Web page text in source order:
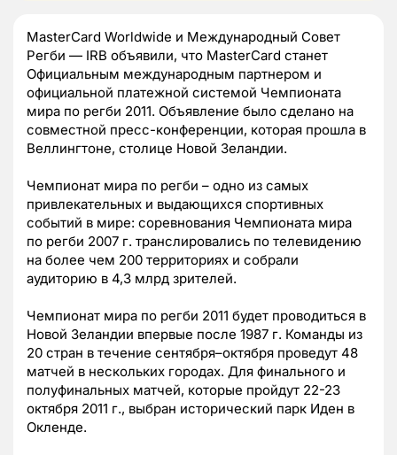
MasterCard Worldwide и Международный Совет
Регби — IRB объявили, что MasterCard станет
Официальным международным партнером и
официальной платежной системой Чемпионата
мира по регби 2011. Объявление было сделано на
совместной пресс-конференции, которая прошла в
Веллингтоне, столице Новой Зеландии.
Чемпионат мира по регби – одно из самых
привлекательных и выдающихся спортивных
событий в мире: соревнования Чемпионата мира
по регби 2007 г. транслировались по телевидению
на более чем 200 территориях и собрали
аудиторию в 4,3 млрд зрителей.
Чемпионат мира по регби 2011 будет проводиться в
Новой Зеландии впервые после 1987 г. Команды из
20 стран в течение сентября–октября проведут 48
матчей в нескольких городах. Для финального и
полуфинальных матчей, которые пройдут 22-23
октября 2011 г., выбран исторический парк Иден в
Окленде.